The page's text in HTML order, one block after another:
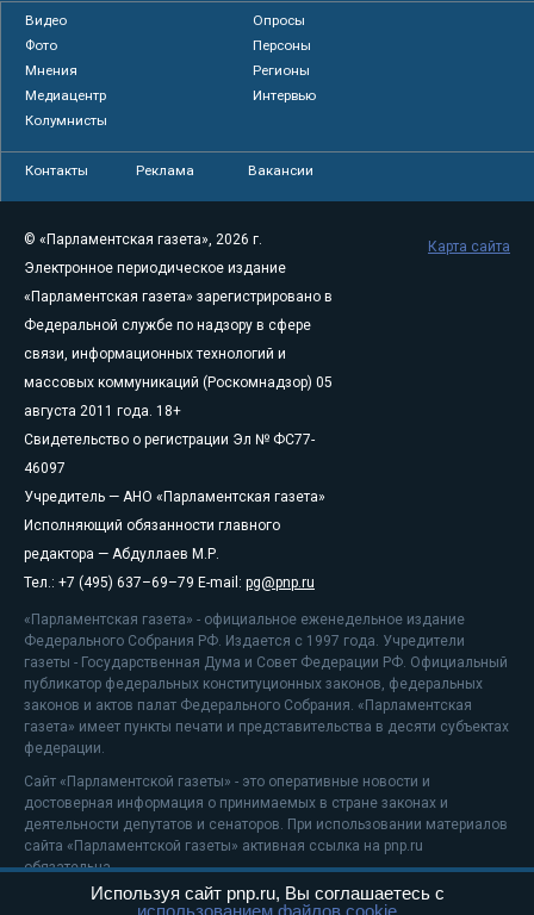
Видео
Опросы
Фото
Персоны
Мнения
Регионы
Медиацентр
Интервью
Колумнисты
Контакты Реклама Вакансии
© «Парламентская газета», 2026 г.
Электронное периодическое издание
«Парламентская газета» зарегистрировано в
Федеральной службе по надзору в сфере
связи, информационных технологий и
массовых коммуникаций (Роскомнадзор) 05
августа 2011 года. 18+
Свидетельство о регистрации Эл № ФС77-
46097
Учредитель — АНО «Парламентская газета»
Исполняющий обязанности главного
редактора — Абдуллаев М.Р.
Тел.: +7 (495) 637–69–79 E-mail: pg@pnp.ru
«Парламентская газета» - официальное еженедельное издание
Федерального Собрания РФ. Издается с 1997 года. Учредители
газеты - Государственная Дума и Совет Федерации РФ. Официальный
публикатор федеральных конституционных законов, федеральных
законов и актов палат Федерального Собрания. «Парламентская
газета» имеет пункты печати и представительства в десяти субъектах
федерации.
Сайт «Парламентской газеты» - это оперативные новости и
достоверная информация о принимаемых в стране законах и
деятельности депутатов и сенаторов. При использовании материалов
сайта «Парламентской газеты» активная ссылка на pnp.ru
обязательна.
На информационном ресурсе применяютсярекомендательные
Карта сайта
Используя сайт pnp.ru, Вы соглашаетесь с
использованием файлов cookie